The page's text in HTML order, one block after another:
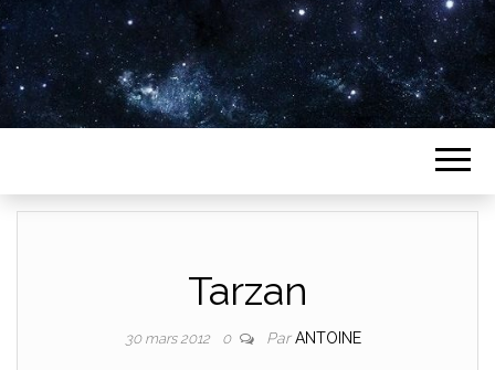
Tarzan
30 mars 2012 0 ParANTOINE